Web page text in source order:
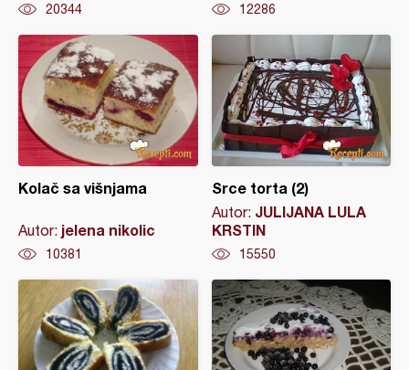
20344 12286
Kolač sa višnjama
Autor: jelena nikolic
10381
Srce torta (2)
Autor: JULIJANA LULA
KRSTIN
15550